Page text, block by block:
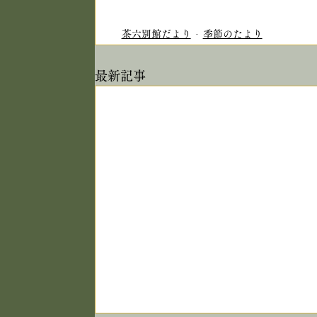
茶六別館だより 季節のたより
最新記事